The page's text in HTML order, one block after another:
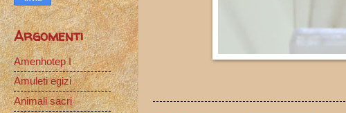
Argomenti
Amenhotep I
Amuleti egizi
Animali sacri